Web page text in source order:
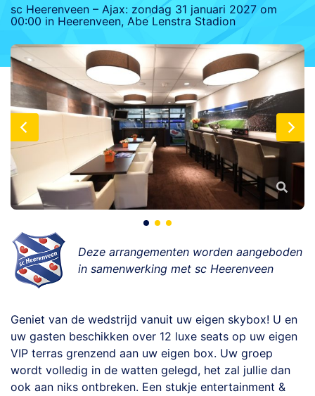
sc Heerenveen – Ajax: zondag 31 januari 2027 om
00:00 in Heerenveen, Abe Lenstra Stadion
Deze arrangementen worden aangeboden
in samenwerking met sc Heerenveen
Geniet van de wedstrijd vanuit uw eigen skybox! U en
uw gasten beschikken over 12 luxe seats op uw eigen
VIP terras grenzend aan uw eigen box. Uw groep
wordt volledig in de watten gelegd, het zal jullie dan
ook aan niks ontbreken. Een stukje entertainment &